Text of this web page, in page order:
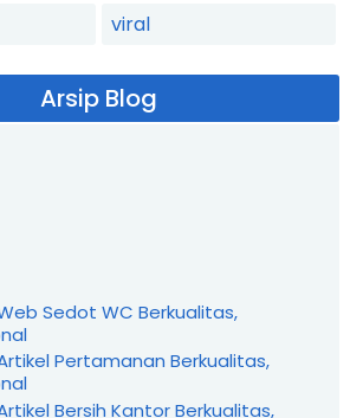
viral
Arsip Blog
Sedot WC Berkualitas,
Pertamanan Berkualitas,
Bersih Kantor Berkualitas,